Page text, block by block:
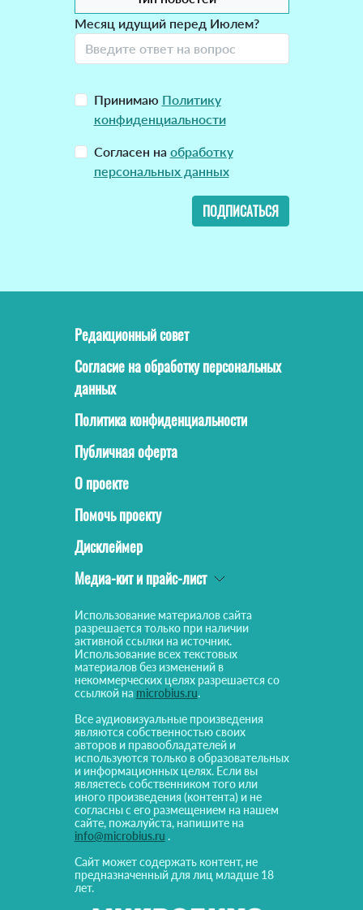
Месяц идущий перед Июлем?
Принимаю Политику
конфиденциальности
Согласен на обработку
персональных данных
ПОДПИСАТЬСЯ
Редакционный совет
Согласие на обработку персональных
данных
Политика конфиденциальности
Публичная оферта
О проекте
Помочь проекту
Дисклеймер
Медиа-кит и прайс-лист
Использование материалов сайта
разрешается только при наличии
активной ссылки на источник.
Использование всех текстовых
материалов без изменений в
некоммерческих целях разрешается со
ссылкой на microbius.ru.
Все аудиовизуальные произведения
являются собственностью своих
авторов и правообладателей и
используются только в образовательных
и информационных целях. Если вы
являетесь собственником того или
иного произведения (контента) и не
согласны с его размещением на нашем
сайте, пожалуйста, напишите на
info@microbius.ru .
Сайт может содержать контент, не
предназначенный для лиц младше 18
лет.